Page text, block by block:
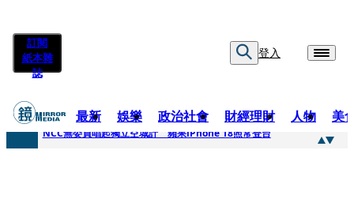
訂閱
紙本雜
誌
登入
最新 娛樂 政治社會 財經理財 人物 美
快訊
NCC無委員唱起獨立空城計 蘋果iPhone 18照常登台